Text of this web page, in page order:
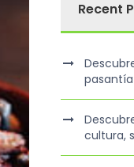
Recent
cultura,